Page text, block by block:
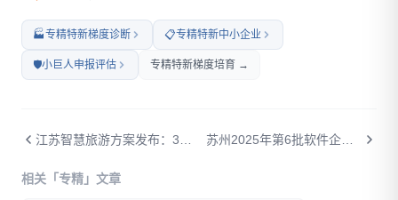
在微信内打开后分享给好友或
🏭专精特新梯度诊断 📋专精特新中小企业
🛡️小巨人申报评估 专精特新梯度培育 →
相关「专精」文章